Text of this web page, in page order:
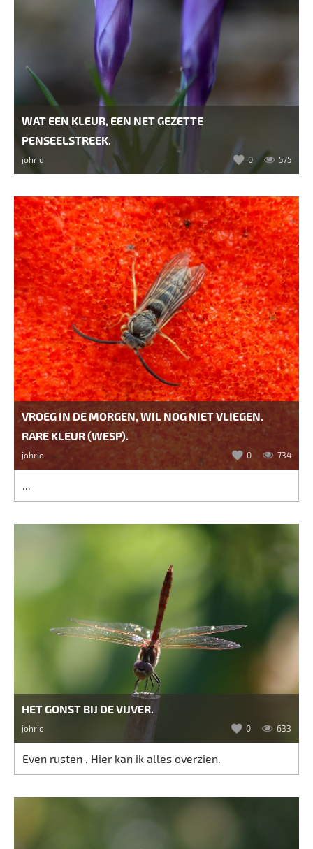
WAT EEN KLEUR, EEN NET GEZETTE
PENSEELSTREEK.
johrio 0 575
VROEG IN DE MORGEN, WIL NOG NIET VLIEGEN.
RARE KLEUR (WESP).
johrio 0 734
...
HET GONST BIJ DE VIJVER.
johrio 0 633
Even rusten . Hier kan ik alles overzien.